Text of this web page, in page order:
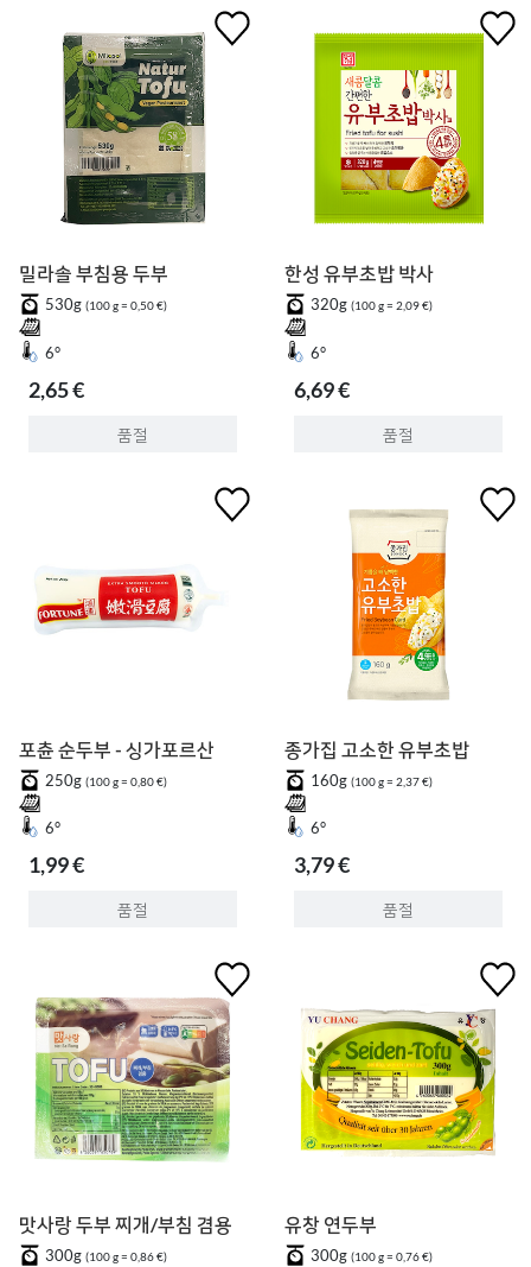
밀라솔 부침용 두부
530g (100 g = 0,50 €)
6°
2,65 €
품절
한성 유부초밥 박사
320g (100 g = 2,09 €)
6°
6,69 €
품절
포츈 순두부 - 싱가포르산
250g (100 g = 0,80 €)
6°
1,99 €
품절
종가집 고소한 유부초밥
160g (100 g = 2,37 €)
6°
3,79 €
품절
맛사랑 두부 찌개/부침 겸용
300g (100 g = 0,86 €)
유창 연두부
300g (100 g = 0,76 €)